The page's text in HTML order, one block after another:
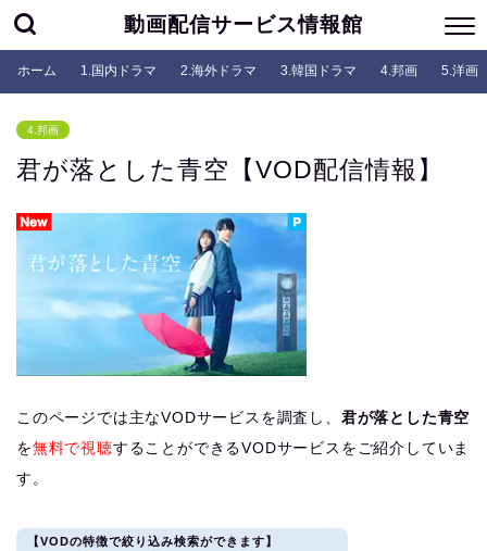
動画配信サービス情報館
ホーム 1.国内ドラマ 2.海外ドラマ 3.韓国ドラマ 4.邦画 5.洋画
4.邦画
君が落とした青空【VOD配信情報】
このページでは主なVODサービスを調査し、 君が落とした青空
を無料で視聴することができるVODサービスをご紹介していま
す。
【VODの特徴で絞り込み検索ができます】